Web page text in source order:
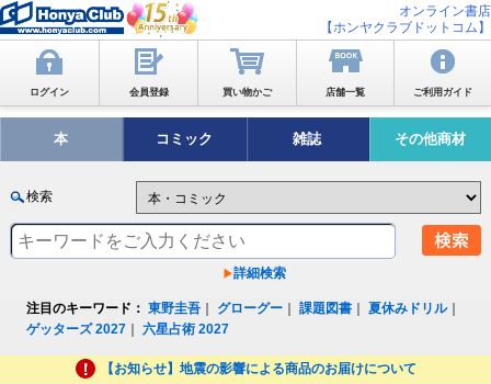
オンライン書店
【ホンヤクラブドットコム】
ログイン 会員登録 買い物かご 店舗一覧 ご利用ガイド
本 コミック 雑誌 その他商材
検索
詳細検索
注目のキーワード： 東野圭吾 グローグー ｜課題図書 ｜夏休みドリル｜
ゲッターズ 2027 ｜六星占術 2027
【お知らせ】地震の影響による商品のお届けについて